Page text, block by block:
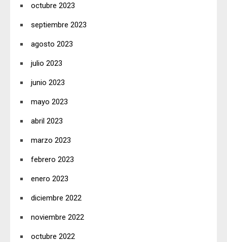
octubre 2023
septiembre 2023
agosto 2023
julio 2023
junio 2023
mayo 2023
abril 2023
marzo 2023
febrero 2023
enero 2023
diciembre 2022
noviembre 2022
octubre 2022